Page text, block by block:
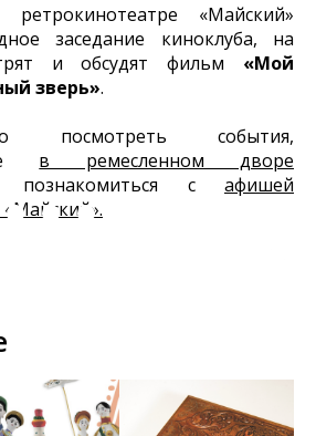
«Майский»
заседание киноклуба, на
и обсудят фильм «Мой
зверь».
посмотреть события,
в ремесленном дворе
с афишей